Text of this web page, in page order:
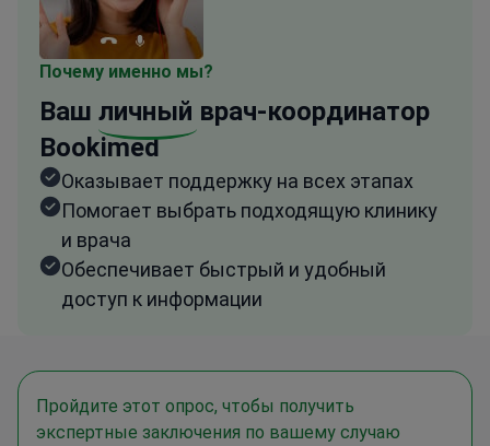
Почему именно мы?
Ваш личный врач-координатор
Bookimed
Оказывает поддержку на всех этапах
Помогает выбрать подходящую клинику
и врача
Обеспечивает быстрый и удобный
доступ к информации
Пройдите этот опрос, чтобы получить
экспертные заключения по вашему случаю